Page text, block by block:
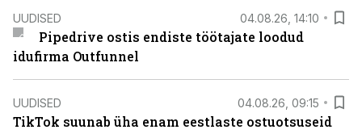
UUDISED 04.08.26, 14:10
Pipedrive ostis endiste töötajate loodud
idufirma Outfunnel
UUDISED 04.08.26, 09:15
TikTok suunab üha enam eestlaste ostuotsuseid